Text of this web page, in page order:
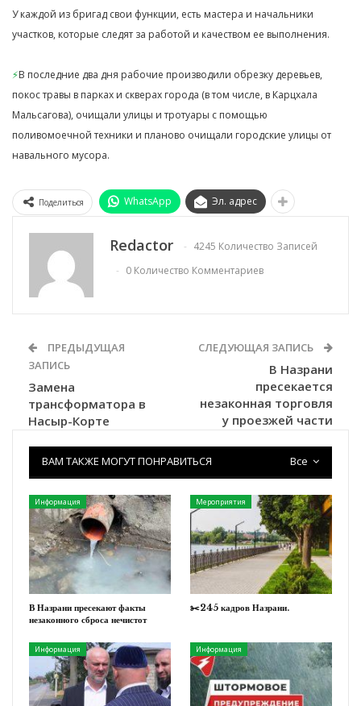
У каждой из бригад свои функции, есть мастера и начальники
участков, которые следят за работой и качеством ее выполнения.
⚡️В последние два дня рабочие производили обрезку деревьев,
покос травы в парках и скверах города (в том числе, в Карцхала
Мальсагова), очищали улицы и тротуары с помощью
поливомоечной техники и планово очищали городские улицы от
навального мусора.
Поделиться WhatsApp Эл. адрес
Redactor
4245 Количество Записей
0 Количество Комментариев
ПРЕДЫДУЩАЯ
ЗАПИСЬ
Замена
трансформатора в
Насыр-Корте
СЛЕДУЮЩАЯ ЗАПИСЬ
В Назрани
пресекается
незаконная торговля
у проезжей части
Все
ВАМ ТАКЖЕ МОГУТ ПОНРАВИТЬСЯ
Информация
В Назрани пресекают факты
незаконного сброса нечистот
Мероприятия
✂️245 кадров Назрани.
Информация Информация